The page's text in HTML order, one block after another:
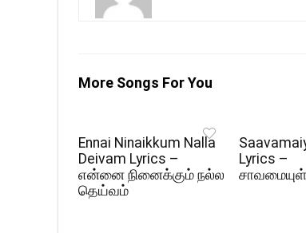
More Songs For You
Ennai Ninaikkum Nalla
Deivam Lyrics –
என்னை நினைக்கும் நல்ல
தெய்வம்
Lyrics –